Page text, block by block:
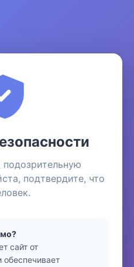
подтвердите, что
сайт от
обеспечивает